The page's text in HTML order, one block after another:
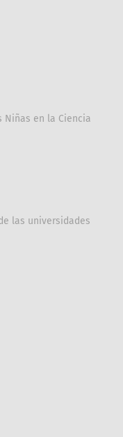
Niñas en la Ciencia
las universidades